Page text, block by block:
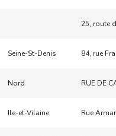
25, route
Seine-St-Denis 84, rue
Nord RUE DE
Ile-et-Vilaine Rue